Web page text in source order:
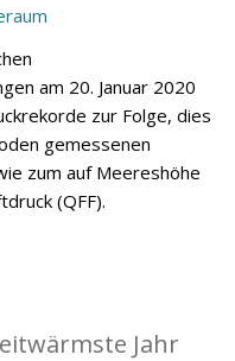
am 20. Januar 2020
zur Folge, dies
gemessenen
zum auf Meereshöhe
(QFF).
Jahr